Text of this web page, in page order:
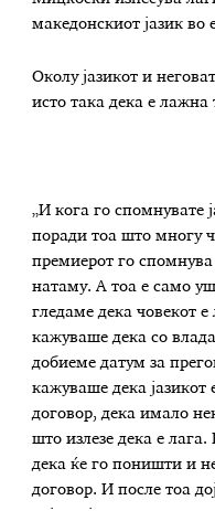
македонскиот јазик во
Околу јазикот и
исто така дека е лажна
„И кога го спомнувате
поради тоа што многу
премиерот го спомнува
натаму. А тоа е само
гледаме дека човекот
кажуваше дека со
добиеме датум за
кажуваше дека јазикот
договор, дека имало
што излезе дека е
дека ќе го поништи и
договор. И после тоа